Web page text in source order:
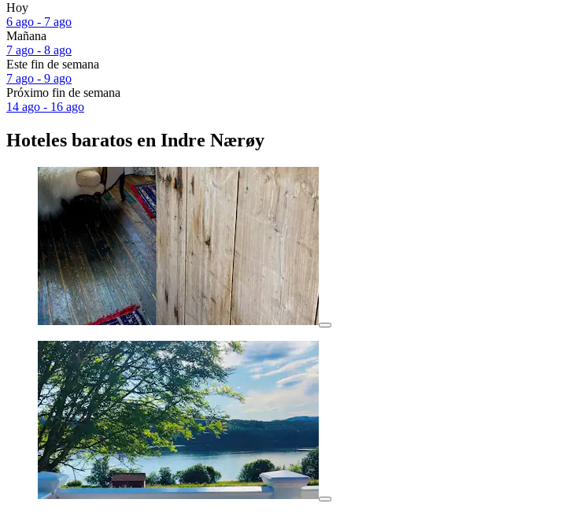
Hoy
6 ago - 7 ago
Mañana
7 ago - 8 ago
Este fin de semana
7 ago - 9 ago
Próximo fin de semana
14 ago - 16 ago
Hoteles baratos en Indre Nærøy